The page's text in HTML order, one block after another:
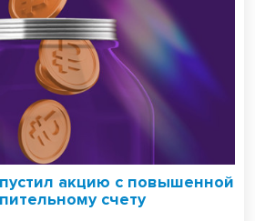
акцию с повышенной
счету